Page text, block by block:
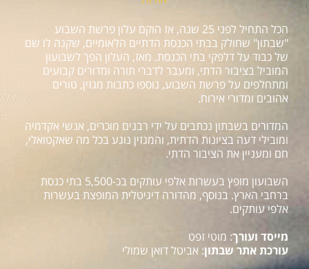
הכל התחיל לפני 25 שנה, אז הוקם עלון פרשת השבוע
"שבתון" שחולק בבתי הכנסת הדתיים הלאומיים, שקנה לו שם
של כבוד על דלפקי בתי הכנסת. מאז, העלון הפך לשבועון
המוביל בציבור הדתי, ומעבר לדברי תורה ומדורים קבועים
ומתחלפים על פרשת השבוע, נוספו כתבות מגזין, טורים
אהובים ומדורי אירוח.
המדורים בשבתון נכתבים על ידי רבנים מוכרים, אנשי אקדמיה
ומובילי דעה בציונות הדתית, והמגזין נוגע בכל מה שאקטואלי,
חם ומעניין את הציבור הדתי.
השבועון מופץ בעשרות אלפי עותקים בכ-5,500 בתי כנסת
ברחבי הארץ. בנוסף, מהדורה דיגיטלית המופצת בעשרות
אלפי עותקים.
מייסד ועורך: מוטי זפט
עורכת אתר שבתון: אביטל דואן שמולי